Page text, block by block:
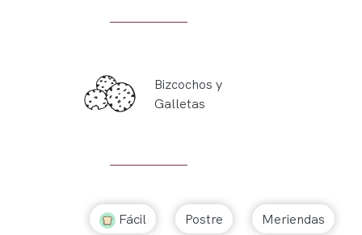
Bizcochos y
Galletas
Fácil Postre Meriendas